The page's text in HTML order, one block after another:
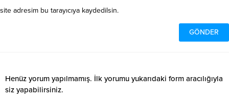
site adresim bu tarayıcıya kaydedilsin.
Henüz yorum yapılmamış. İlk yorumu yukarıdaki form aracılığıyla
siz yapabilirsiniz.